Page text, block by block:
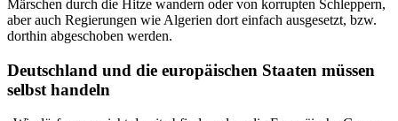
Märschen durch die Hitze wandern oder von korrupten Schleppern,
aber auch Regierungen wie Algerien dort einfach ausgesetzt, bzw.
dorthin abgeschoben werden.
Deutschland und die europäischen Staaten müssen
selbst handeln